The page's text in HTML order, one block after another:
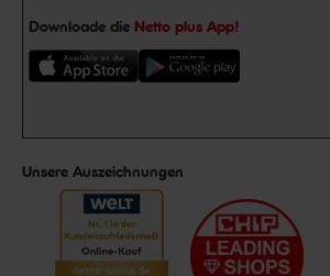
Downloade die Netto plus App!
Unsere Auszeichnungen